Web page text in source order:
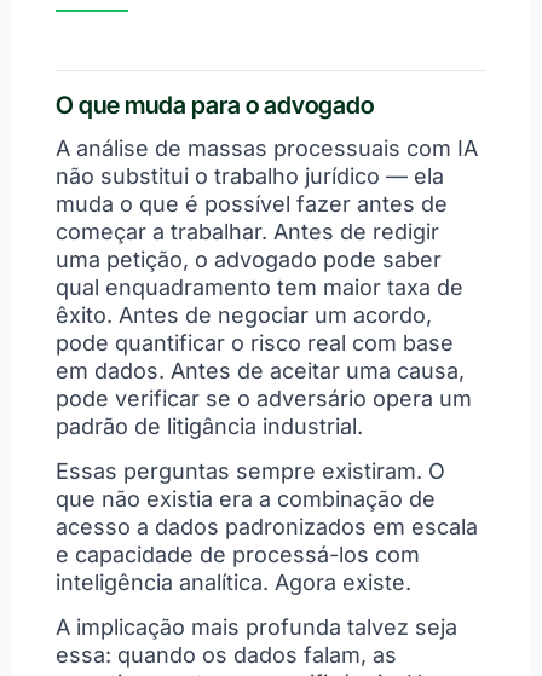
O que muda para o advogado
A análise de massas processuais com IA
não substitui o trabalho jurídico — ela
muda o que é possível fazer antes de
começar a trabalhar. Antes de redigir
uma petição, o advogado pode saber
qual enquadramento tem maior taxa de
êxito. Antes de negociar um acordo,
pode quantificar o risco real com base
em dados. Antes de aceitar uma causa,
pode verificar se o adversário opera um
padrão de litigância industrial.
Essas perguntas sempre existiram. O
que não existia era a combinação de
acesso a dados padronizados em escala
e capacidade de processá-los com
inteligência analítica. Agora existe.
A implicação mais profunda talvez seja
essa: quando os dados falam, as